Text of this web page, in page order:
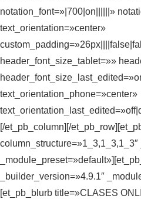
notation_font=»|700|on||||||»
text_orientation=»center»
header_font_size_tablet=»»
text_orientation_phone=»center»
[/et_pb_column][/
_builder_version=»4.9.1″
[et_pb_blurb title=»CLASES